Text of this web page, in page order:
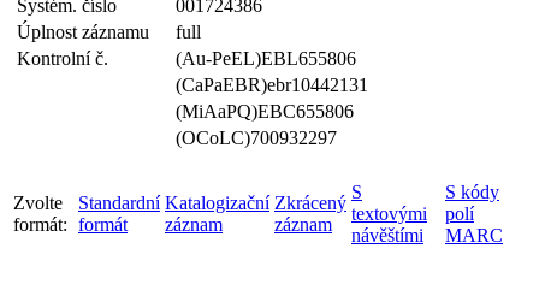
Systém. číslo
001724386
Úplnost záznamu
full
Kontrolní č.
(Au-PeEL)EBL655806
(CaPaEBR)ebr10442131
(MiAaPQ)EBC655806
(OCoLC)700932297
Zvolte
formát:
Standardní
formát
Katalogizační
záznam
Zkrácený
záznam
S
textovými
návěštími
S kódy
polí
MARC